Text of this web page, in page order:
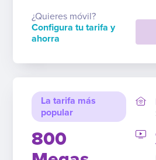
¿Quieres móvil?
Configura tu tarifa y
ahorra
La tarifa más
popular
800